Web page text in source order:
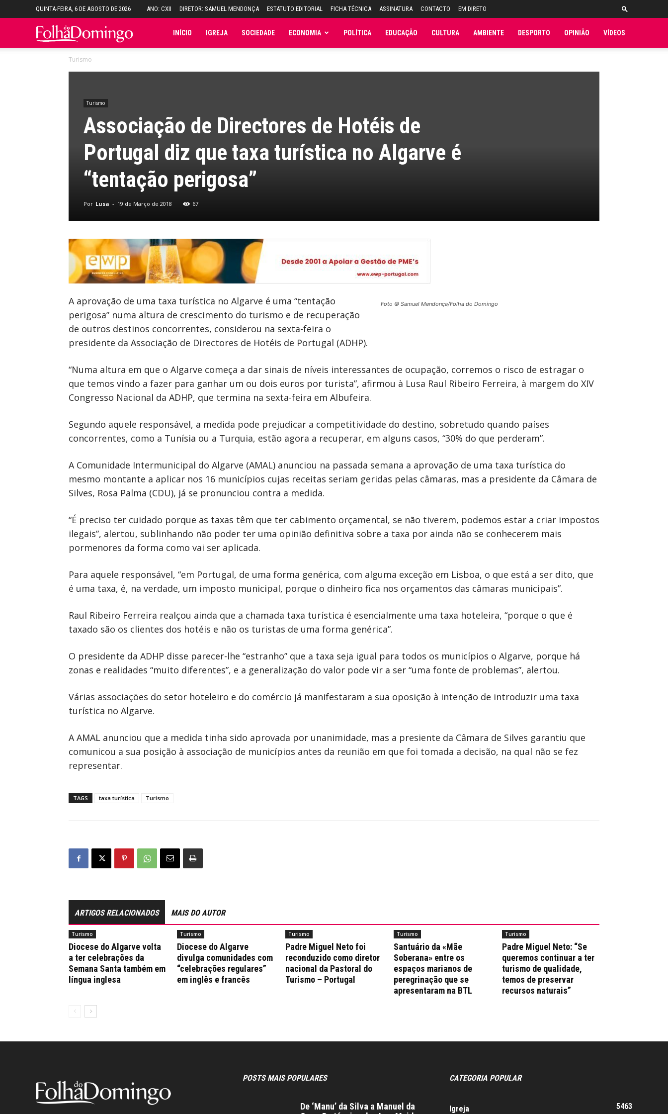
QUINTA-FEIRA, 6 DE AGOSTO DE 2026 ANO: CXII DIRETOR: SAMUEL MENDONÇA ESTATUTO EDITORIAL FICHA TÉCNICA ASSINATURA CONTACTO EM DIRETO
Folha INÍCIO IGREJA SOCIEDADE ECONOMIA POLÍTICA EDUCAÇÃO CULTURA AMBIENTE DESPORTO OPINIÃO VÍDEOS
Turismo
Turismo
Associação de Directores de Hotéis de
Portugal diz que taxa turística no Algarve é
“tentação perigosa”
Por Lusa - 19 de Março de 2018 67
Foto © Samuel Mendonça/Folha do Domingo
A aprovação de uma taxa turística no Algarve é uma “tentação
perigosa” numa altura de crescimento do turismo e de recuperação
de outros destinos concorrentes, considerou na sexta-feira o
presidente da Associação de Directores de Hotéis de Portugal (ADHP).
“Numa altura em que o Algarve começa a dar sinais de níveis interessantes de ocupação, corremos o risco de estragar o
que temos vindo a fazer para ganhar um ou dois euros por turista”, afirmou à Lusa Raul Ribeiro Ferreira, à margem do XIV
Congresso Nacional da ADHP, que termina na sexta-feira em Albufeira.
Segundo aquele responsável, a medida pode prejudicar a competitividade do destino, sobretudo quando países
concorrentes, como a Tunísia ou a Turquia, estão agora a recuperar, em alguns casos, “30% do que perderam”.
A Comunidade Intermunicipal do Algarve (AMAL) anunciou na passada semana a aprovação de uma taxa turística do
mesmo montante a aplicar nos 16 municípios cujas receitas seriam geridas pelas câmaras, mas a presidente da Câmara de
Silves, Rosa Palma (CDU), já se pronunciou contra a medida.
“É preciso ter cuidado porque as taxas têm que ter cabimento orçamental, se não tiverem, podemos estar a criar impostos
ilegais”, alertou, sublinhando não poder ter uma opinião definitiva sobre a taxa por ainda não se conhecerem mais
pormenores da forma como vai ser aplicada.
Para aquele responsável, “em Portugal, de uma forma genérica, com alguma exceção em Lisboa, o que está a ser dito, que
é uma taxa, é, na verdade, um imposto municipal, porque o dinheiro fica nos orçamentos das câmaras municipais”.
Raul Ribeiro Ferreira realçou ainda que a chamada taxa turística é esencialmente uma taxa hoteleira, “porque o que é
taxado são os clientes dos hotéis e não os turistas de uma forma genérica”.
O presidente da ADHP disse parecer-lhe “estranho” que a taxa seja igual para todos os municípios o Algarve, porque há
zonas e realidades “muito diferentes”, e a generalização do valor pode vir a ser “uma fonte de problemas”, alertou.
Várias associações do setor hoteleiro e do comércio já manifestaram a sua oposição à intenção de introduzir uma taxa
turística no Algarve.
A AMAL anunciou que a medida tinha sido aprovada por unanimidade, mas a presiente da Câmara de Silves garantiu que
comunicou a sua posição à associação de municípios antes da reunião em que foi tomada a decisão, na qual não se fez
representar.
TAGS taxa turística Turismo
ARTIGOS RELACIONADOS MAIS DO AUTOR
Turismo
Diocese do Algarve volta
a ter celebrações da
Semana Santa também em
língua inglesa
Turismo
Diocese do Algarve
divulga comunidades com
“celebrações regulares”
em inglês e francês
Turismo
Padre Miguel Neto foi
reconduzido como diretor
nacional da Pastoral do
Turismo – Portugal
Turismo
Santuário da «Mãe
Soberana» entre os
espaços marianos de
peregrinação que se
apresentaram na BTL
Turismo
Padre Miguel Neto: “Se
queremos continuar a ter
turismo de qualidade,
temos de preservar
recursos naturais”
POSTS MAIS POPULARES
De ‘Manu’ da Silva a Manuel da
CATEGORIA POPULAR
Igreja 5463